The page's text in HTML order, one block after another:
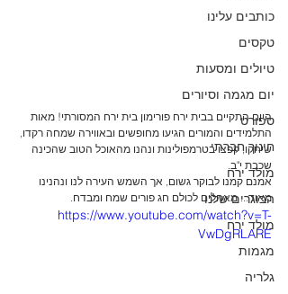
כותבים עלינו
טקסים
טיולים ומסעות
יום מגמה וסיורים
ספורט
חינוך חברתי
מולד ירח
הבוגרים שלנו
מולד ירח
מגמות
גלריה
היום התקיים בבית ירח פורימון בית ירח המסורתי! מאות
התלמידים והמורים הגיעו מחופשים ובאווירה שמחה רקדו,
שיחקו, קפצו בטרמפולינות ונהנו מהאוכל הטוב שהכינה
שכבת י"ב.
אמנם קמנו לבוקר גשום, אך השמש העירה לנו ונהנינו
מאוד... מאחלים לכולם חג פורים שמח ומבדח.
https://www.youtube.com/watch?v=T-
VwDgRLARE